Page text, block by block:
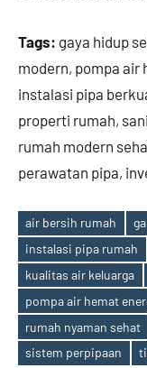
Tags: gaya hidup
modern, pompa air
instalasi pipa
properti rumah,
rumah modern
perawatan pipa,
Tags
air bersih rumah
instalasi pipa rumah
kualitas air keluarga
pompa air hemat
rumah nyaman sehat
sistem perpipaan